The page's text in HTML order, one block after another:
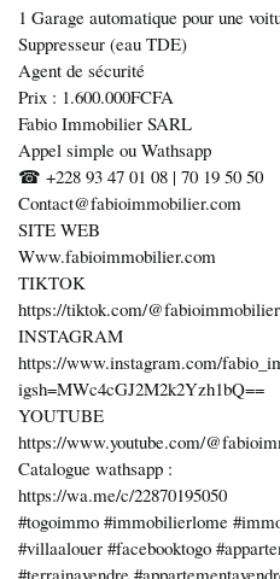
1 Garage automatique pour une
Suppresseur (eau TDE)
Agent de sécurité
Prix : 1.600.000FCFA
Fabio Immobilier SARL
Appel simple ou Wathsapp
☎ +228 93 47 01 08 | 70 19 50 50
Contact@fabioimmobilier.com
SITE WEB
Www.fabioimmobilier.com
TIKTOK
https://tiktok.com/
INSTAGRAM
https://www.instagram.com/
igsh=MWc4cGJ2M2k2Yzh1bQ==
YOUTUBE
https://www.youtube.com/
Catalogue wathsapp :
https://wa.me/c/22870195050
#togoimmo #immobilierlome
#villaalouer #facebooktogo